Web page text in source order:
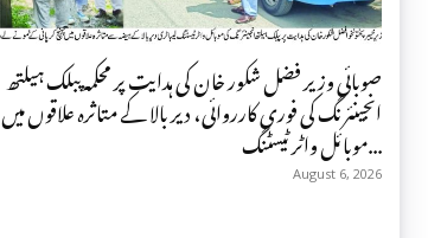
صوبائی وزیر فضل شکور خان کی ہدایت پر محکمہ پبلک ہیلتھ
انجینئرنگ کی فوری کارروائی، دیر بالا کے متاثرہ علاقوں میں
موبائل واٹر ٹیسٹنگ...
August 6, 2026